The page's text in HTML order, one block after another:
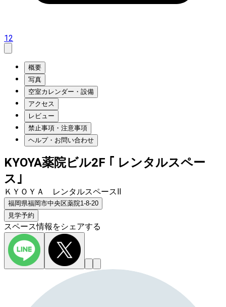
12
概要
写真
空室カレンダー・設備
アクセス
レビュー
禁止事項・注意事項
ヘルプ・お問い合わせ
KYOYA薬院ビル2F ｢ レンタルスペー
ス｣
ＫＹＯＹＡ レンタルスペースⅡ
福岡県福岡市中央区薬院1-8-20
見学予約
スペース情報をシェアする